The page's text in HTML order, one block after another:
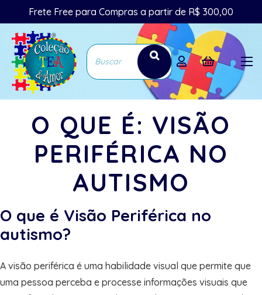
Frete Free para Compras a partir de R$ 300,00
O QUE É: VISÃO
PERIFÉRICA NO
AUTISMO
O que é Visão Periférica no
autismo?
A visão periférica é uma habilidade visual que permite que
uma pessoa perceba e processe informações visuais que